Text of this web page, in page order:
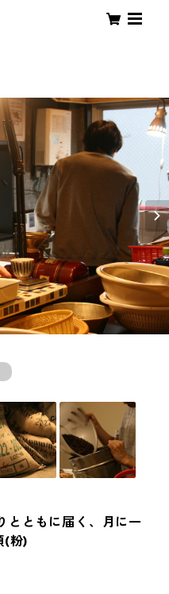
とともに届く、月に一
(粉)